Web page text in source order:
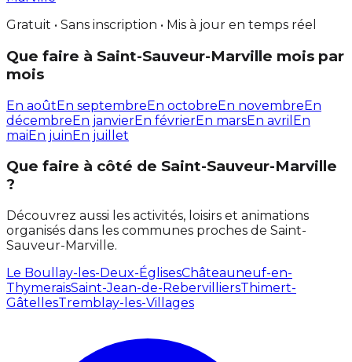
Gratuit • Sans inscription • Mis à jour en temps réel
Que faire à Saint-Sauveur-Marville mois par
mois
En aoûtEn septembreEn octobreEn novembreEn
décembreEn janvierEn févrierEn marsEn avril En
maiEn juinEn juillet
Que faire à côté de Saint-Sauveur-Marville
?
Découvrez aussi les activités, loisirs et animations
organisés dans les communes proches de Saint-
Sauveur-Marville.
Le Boullay-les-Deux-ÉglisesChâteauneuf-en-
ThymeraisSaint-Jean-de-RebervilliersThimert-
GâtellesTremblay-les-Villages